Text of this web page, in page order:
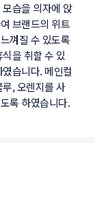
습을 의자에 앉
브랜드의 위트
껴질 수 있도록
을 취할 수 있
습니다. 메인컬
, 오렌지를 사
록 하였습니다.